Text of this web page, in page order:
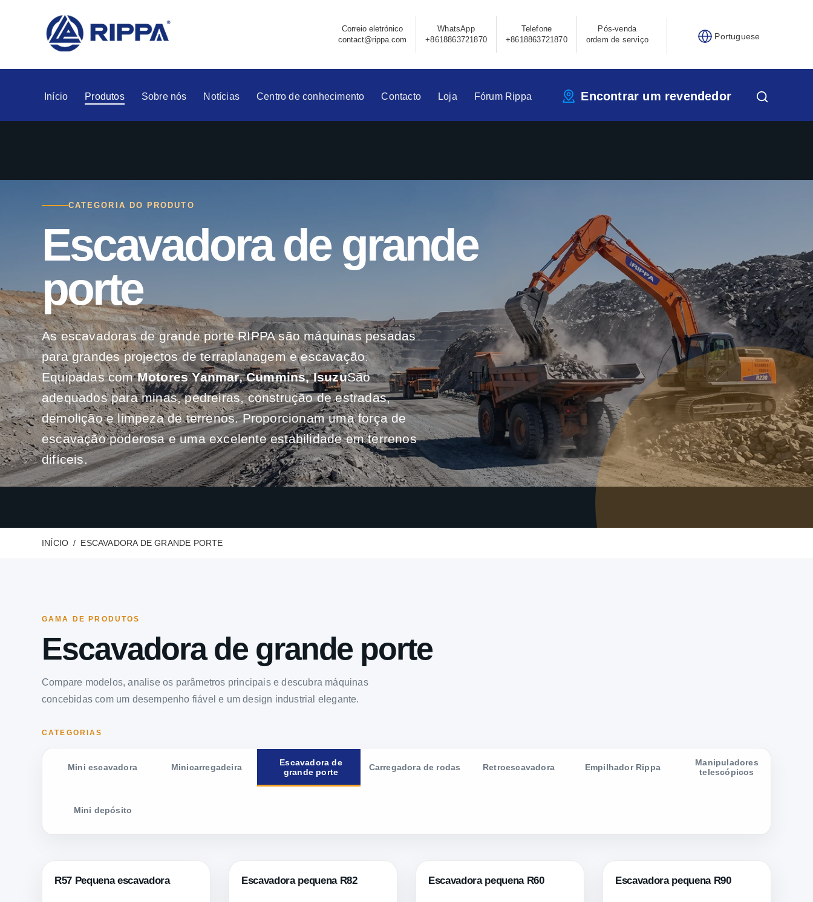
Correio eletrónico
contact@rippa.com
WhatsApp
+8618863721870
Telefone
+8618863721870
Pós-venda
ordem de serviço
Portuguese
Início Produtos Sobre nós Notícias Centro de conhecimento Contacto Loja Fórum Rippa Encontrar um revendedor
CATEGORIA DO PRODUTO
Escavadora de grande
porte
As escavadoras de grande porte RIPPA são máquinas pesadas
para grandes projectos de terraplanagem e escavação.
Equipadas comMotores Yanmar, Cummins, IsuzuSão
adequados para minas, pedreiras, construção de estradas,
demolição e limpeza de terrenos. Proporcionam uma força de
escavação poderosa e uma excelente estabilidade em terrenos
difíceis.
INÍCIO ESCAVADORA DE GRANDE PORTE
GAMA DE PRODUTOS
Escavadora de grande porte
Compare modelos, analise os parâmetros principais e descubra máquinas
concebidas com um desempenho fiável e um design industrial elegante.
CATEGORIAS
Mini escavadora Minicarregadeira
Escavadora de
grande porte
Carregadora de rodas Retroescavadora Empilhador Rippa
Manipuladores
telescópicos
Mini depósito
R57 Pequena escavadora Escavadora pequena R82 Escavadora pequena R60 Escavadora pequena R90